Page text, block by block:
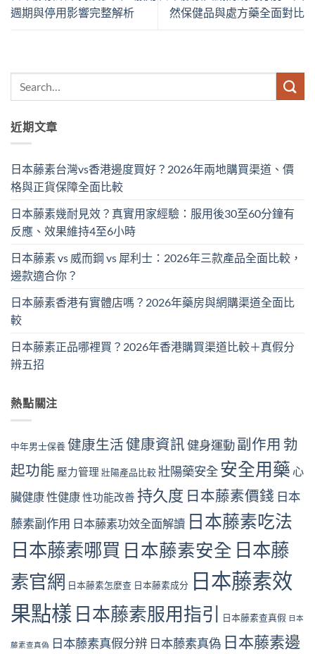
週期與停用影響完整解析
然保健品與處方藥全面對比
近期文章
日本藤素台灣vs香港邊度買好？2026年兩地購買渠道、價
格與正貨保障全面比較
日本藤素幾耐見效？真實用家經驗：服用後30至60分鐘有
反應、效果維持4至6小時
日本藤素 vs 威而鋼 vs 犀利士：2026年三款產品全面比較，
邊款適合你？
日本藤素香港有實體店嗎？2026年藥房與網購渠道全面比
較
日本藤素正品哪裡買？2026年香港購買渠道比較＋真假分
辨五招
熱點關注
中年男士保養健康生活健康資訊健身運動副作用 勃
起功能 壓力管理 壯陽產品比較壯陽藥安全安全用藥 心
臟健康性健康性功能改善 持久度 日本藤素價錢 日本
藤素副作用 日本藤素功效全面解讀 日本藤素吃法
日本藤素哪買 日本藤素安全 日本藤
素官網 日本藤素怎麼查 日本藤素成分 日本藤素效
果點樣 日本藤素服用指引 日本藤素查真假 日本
藤素查真偽 日本藤素真假分辨 日本藤素真偽 日本藤素邊